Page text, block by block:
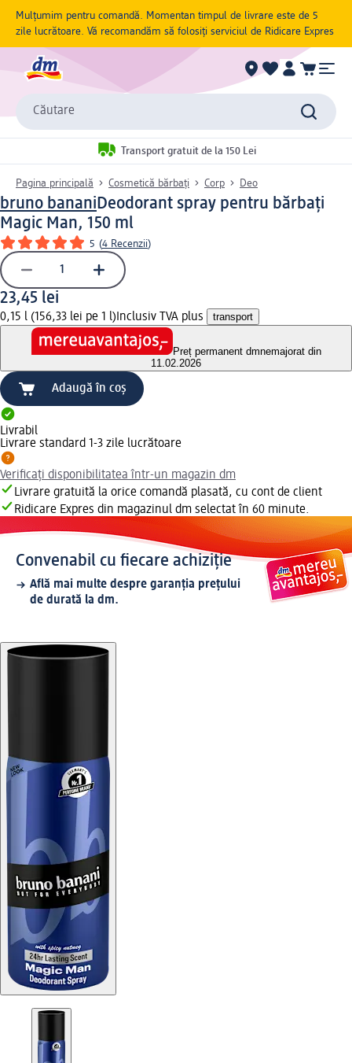
Mulțumim pentru comandă. Momentan timpul de livrare este de 5
zile lucrătoare. Vă recomandăm să folosiți serviciul de Ridicare Expres
Căutare
Transport gratuit de la 150 Lei
Pagina principală Cosmetică bărbați Corp Deo
bruno bananiDeodorant spray pentru bărbați
Magic Man, 150 ml
5 (4 Recenzii)
23,45 lei
0,15 l (156,33 lei pe 1 l) Inclusiv TVA plus transport
Preț permanent dmnemajorat din
11.02.2026
Adaugă în coș
Livrabil
Livrare standard 1-3 zile lucrătoare
Verificați disponibilitatea într-un magazin dm
Livrare gratuită la orice comandă plasată, cu cont de client
Ridicare Expres din magazinul dm selectat în 60 minute.
Convenabil cu fiecare achiziție
Află mai multe despre garanția prețului
de durată la dm.